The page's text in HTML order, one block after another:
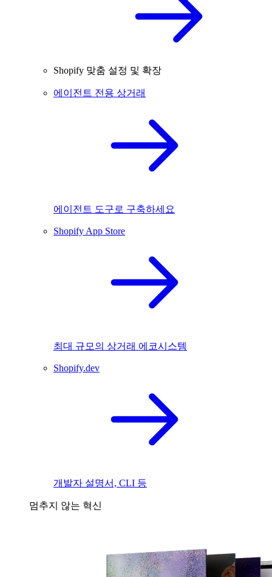
Shopify 맞춤 설정 및 확장
에이전트 전용 상거래
에이전트 도구로 구축하세요
Shopify App Store
최대 규모의 상거래 에코시스템
Shopify.dev
개발자 설명서, CLI 등
멈추지 않는 혁신